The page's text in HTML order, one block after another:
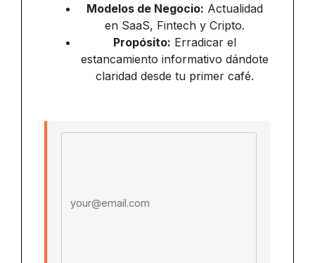
Modelos de Negocio: Actualidad
en SaaS, Fintech y Cripto.
Propósito: Erradicar el
estancamiento informativo dándote
claridad desde tu primer café.